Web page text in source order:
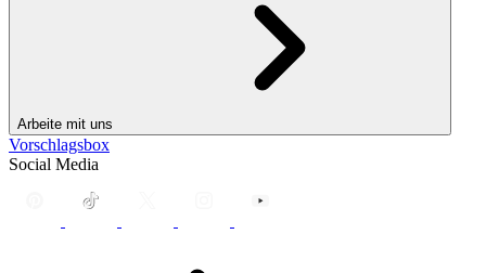
Arbeite mit uns
Vorschlagsbox
Social Media